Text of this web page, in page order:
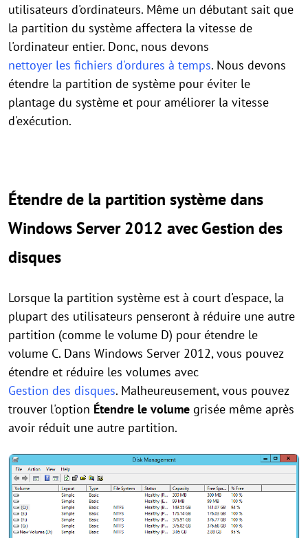
utilisateurs d'ordinateurs. Même un débutant sait que
la partition du système affectera la vitesse de
l'ordinateur entier. Donc, nous devons
nettoyer les fichiers d'ordures à temps. Nous devons
étendre la partition de système pour éviter le
plantage du système et pour améliorer la vitesse
d'exécution.
Étendre de la partition système dans
Windows Server 2012 avec Gestion des
disques
Lorsque la partition système est à court d'espace, la
plupart des utilisateurs penseront à réduire une autre
partition (comme le volume D) pour étendre le
volume C. Dans Windows Server 2012, vous pouvez
étendre et réduire les volumes avec
Gestion des disques. Malheureusement, vous pouvez
trouver l'option Étendre le volume grisée même après
avoir réduit une autre partition.